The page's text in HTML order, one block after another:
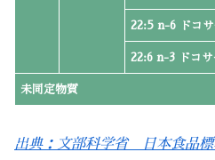
22:5 n-6 ドコ
22:6 n-3 ドコ
未同定物質
出典：文部科学省 日本食品標